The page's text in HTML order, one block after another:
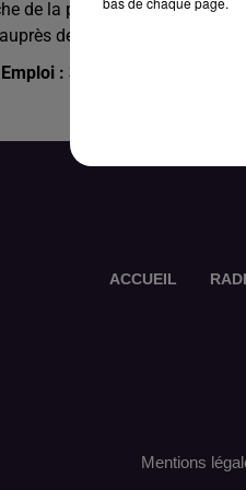
de la perle rare. Après une
des managers, la
: 3362743
ACCUEIL
Mentions